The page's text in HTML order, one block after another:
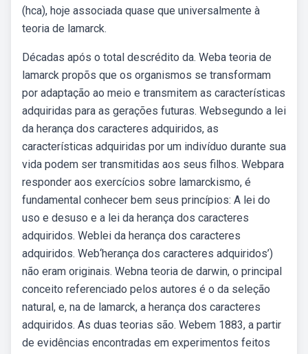
(hca), hoje associada quase que universalmente à
teoria de lamarck.
Décadas após o total descrédito da. Weba teoria de
lamarck propõs que os organismos se transformam
por adaptação ao meio e transmitem as características
adquiridas para as gerações futuras. Websegundo a lei
da herança dos caracteres adquiridos, as
características adquiridas por um indivíduo durante sua
vida podem ser transmitidas aos seus filhos. Webpara
responder aos exercícios sobre lamarckismo, é
fundamental conhecer bem seus princípios: A lei do
uso e desuso e a lei da herança dos caracteres
adquiridos. Weblei da herança dos caracteres
adquiridos. Web‘herança dos caracteres adquiridos’)
não eram originais. Webna teoria de darwin, o principal
conceito referenciado pelos autores é o da seleção
natural, e, na de lamarck, a herança dos caracteres
adquiridos. As duas teorias são. Webem 1883, a partir
de evidências encontradas em experimentos feitos